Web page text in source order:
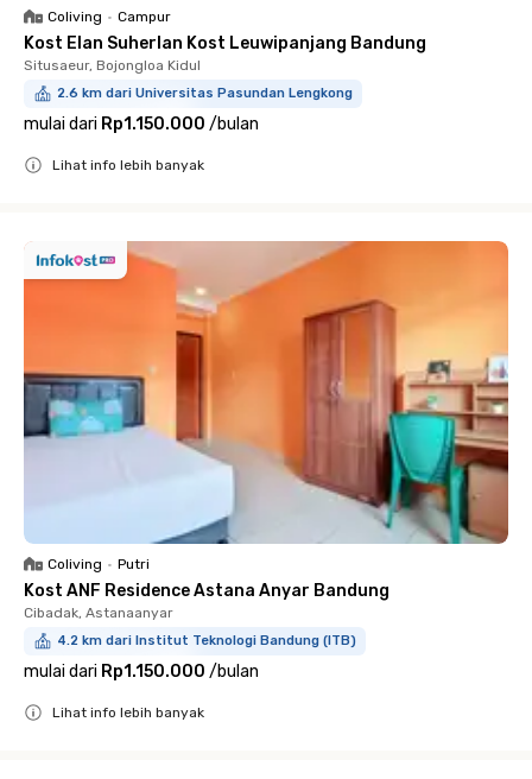
Coliving • Campur
Kost Elan Suherlan Kost Leuwipanjang Bandung
Situsaeur, Bojongloa Kidul
2.6 km dari Universitas Pasundan Lengkong
mulai dari Rp1.150.000 /bulan
Lihat info lebih banyak
Coliving • Putri
Kost ANF Residence Astana Anyar Bandung
Cibadak, Astanaanyar
4.2 km dari Institut Teknologi Bandung (ITB)
mulai dari Rp1.150.000 /bulan
Lihat info lebih banyak